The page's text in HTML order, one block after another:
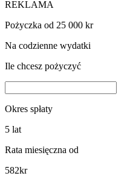
REKLAMA
Pożyczka od 25 000 kr
Na codzienne wydatki
Ile chcesz pożyczyć
Okres spłaty
5 lat
Rata miesięczna od
582kr